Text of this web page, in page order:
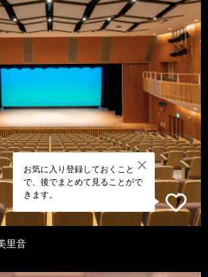
お気に入り登録しておくこと
で、後でまとめて見ることがで
きます。
里音